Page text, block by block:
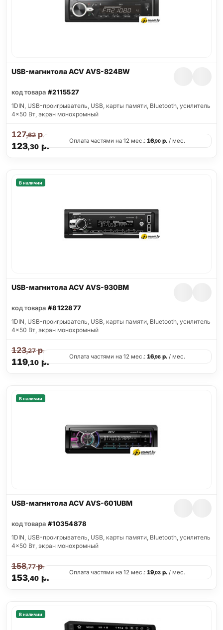
USB-магнитола ACV AVS-824BW
код товара #2115527
1DIN, USB-проигрыватель, USB, карты памяти, Bluetooth, усилитель
4x50 Вт, экран монохромный
123,30р.
127,62р.
Оплата частями на 12 мес.: 16,90 р. / мес.
В наличии
USB-магнитола ACV AVS-930BM
код товара #8122877
1DIN, USB-проигрыватель, USB, карты памяти, Bluetooth, усилитель
4x50 Вт, экран монохромный
119,10р.
123,27р.
Оплата частями на 12 мес.: 16,98 р. / мес.
В наличии
USB-магнитола ACV AVS-601UBM
код товара #10354878
1DIN, USB-проигрыватель, USB, карты памяти, Bluetooth, усилитель
4x50 Вт, экран монохромный
153,40р.
158,77р.
Оплата частями на 12 мес.: 19,03 р. / мес.
В наличии